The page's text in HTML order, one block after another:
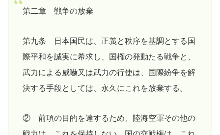
第二章 戦争の放棄
第九条 日本国民は、正義と秩序を基調とする国
際平和を誠実に希求し、国権の発動たる戦争と、
武力による威嚇又は武力の行使は、国際紛争を解
決する手段としては、永久にこれを放棄する。
② 前項の目的を達するため、陸海空軍その他の